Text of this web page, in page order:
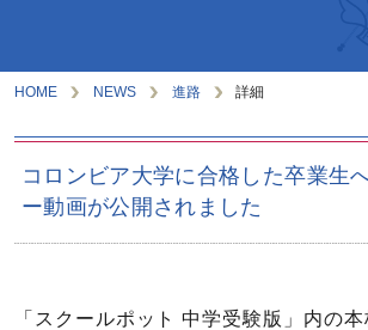
HOME NEWS 進路 詳細
コロンビア大学に合格した卒業生
ー動画が公開されました
「スクールポット 中学受験版」内の